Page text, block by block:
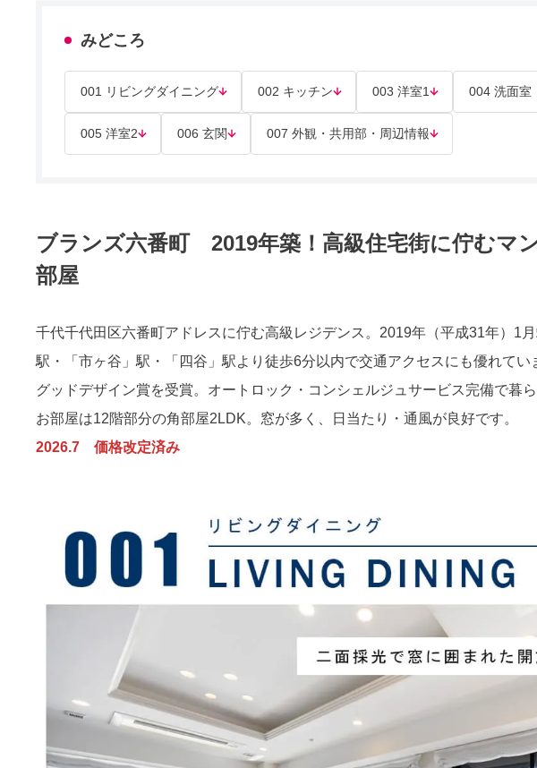
みどころ
001 リビングダイニング 002 キッチン 003 洋室1 004 洗面室
005 洋室2 006 玄関 007 外観・共用部・周辺情報
ブランズ六番町 2019年築！高級住宅街に佇むマ
部屋
千代千代田区六番町アドレスに佇む高級レジデンス。2019年（平成31年）1月
駅・「市ヶ谷」駅・「四谷」駅より徒歩6分以内で交通アクセスにも優れて
グッドデザイン賞を受賞。オートロック・コンシェルジュサービス完備で暮
お部屋は12階部分の角部屋2LDK。窓が多く、日当たり・通風が良好です。
2026.7 価格改定済み